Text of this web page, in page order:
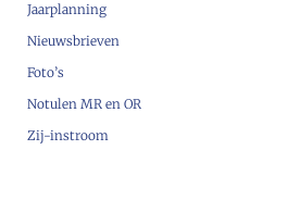
Jaarplanning
Nieuwsbrieven
Foto’s
Notulen MR en OR
Zij-instroom